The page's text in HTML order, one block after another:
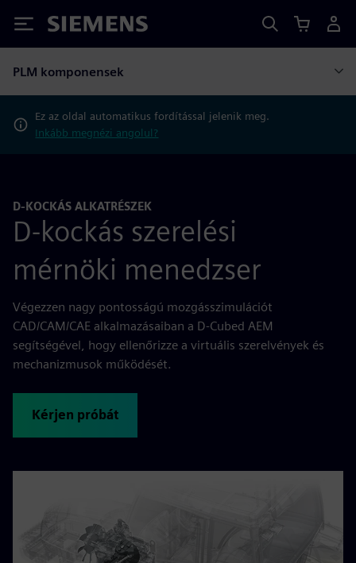
Siemens
PLM komponensek
Ez az oldal automatikus fordítással jelenik meg.
Inkább megnézi angolul?
D-KOCKÁS ALKATRÉSZEK
D-kockás szerelési
mérnöki menedzser
Végezzen nagy pontosságú mozgásszimulációt
CAD/CAM/CAE alkalmazásaiban a D-Cubed AEM
segítségével, hogy ellenőrizze a virtuális szerelvények és
mechanizmusok működését.
Kérjen próbát